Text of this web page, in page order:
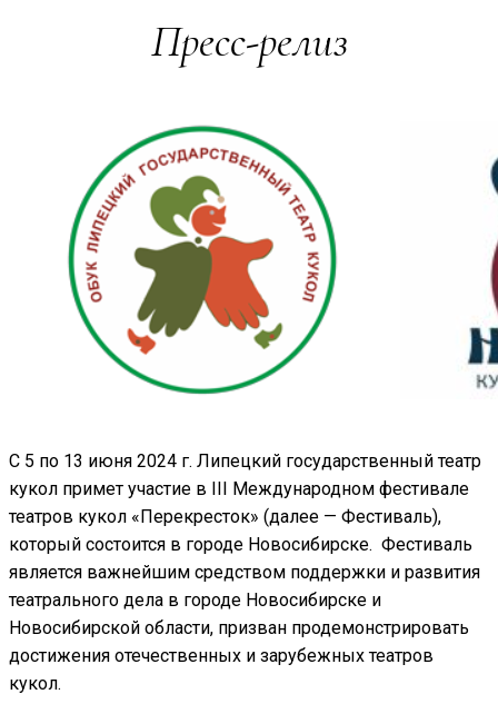
Пресс-релиз
С 5 по 13 июня 2024 г. Липецкий государственный театр
кукол примет участие в III Международном фестивале
театров кукол «Перекресток» (далее — Фестиваль),
который состоится в городе Новосибирске. Фестиваль
является важнейшим средством поддержки и развития
театрального дела в городе Новосибирске и
Новосибирской области, призван продемонстрировать
достижения отечественных и зарубежных театров
кукол.